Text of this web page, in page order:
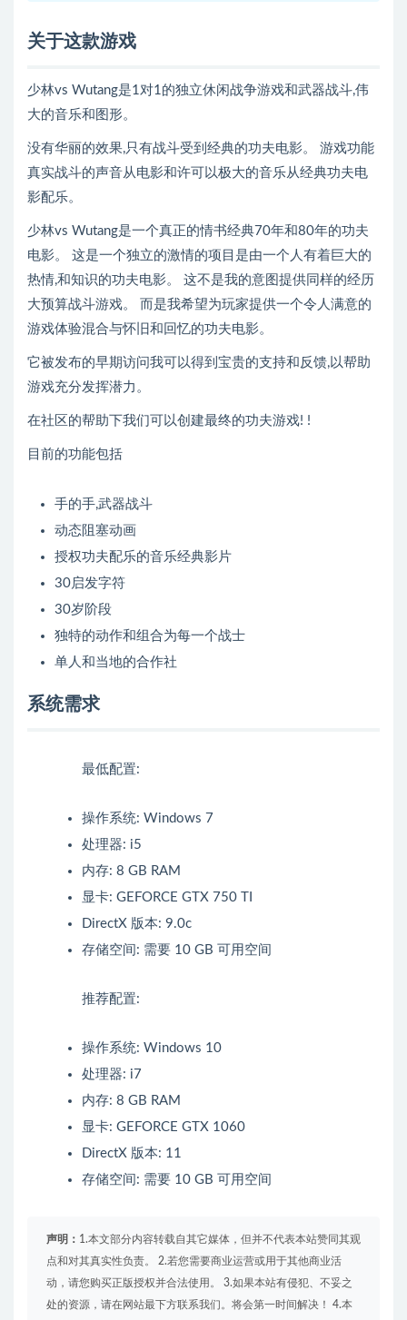
关于这款游戏
少林vs Wutang是1对1的独立休闲战争游戏和武器战斗,伟
大的音乐和图形。
没有华丽的效果,只有战斗受到经典的功夫电影。 游戏功能
真实战斗的声音从电影和许可以极大的音乐从经典功夫电
影配乐。
少林vs Wutang是一个真正的情书经典70年和80年的功夫
电影。 这是一个独立的激情的项目是由一个人有着巨大的
热情,和知识的功夫电影。 这不是我的意图提供同样的经历
大预算战斗游戏。 而是我希望为玩家提供一个令人满意的
游戏体验混合与怀旧和回忆的功夫电影。
它被发布的早期访问我可以得到宝贵的支持和反馈,以帮助
游戏充分发挥潜力。
在社区的帮助下我们可以创建最终的功夫游戏! !
目前的功能包括
手的手,武器战斗
动态阻塞动画
授权功夫配乐的音乐经典影片
30启发字符
30岁阶段
独特的动作和组合为每一个战士
单人和当地的合作社
系统需求
最低配置:
操作系统: Windows 7
处理器: i5
内存: 8 GB RAM
显卡: GEFORCE GTX 750 TI
DirectX 版本: 9.0c
存储空间: 需要 10 GB 可用空间
推荐配置:
操作系统: Windows 10
处理器: i7
内存: 8 GB RAM
显卡: GEFORCE GTX 1060
DirectX 版本: 11
存储空间: 需要 10 GB 可用空间
声明： 1.本文部分内容转载自其它媒体，但并不代表本站赞同其观
点和对其真实性负责。 2.若您需要商业运营或用于其他商业活
动，请您购买正版授权并合法使用。 3.如果本站有侵犯、不妥之
处的资源，请在网站最下方联系我们。将会第一时间解决！ 4.本